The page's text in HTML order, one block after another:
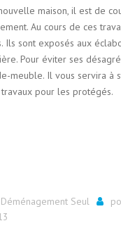
maison, il est de
Au cours de ces
Ils sont exposés aux
Pour éviter ses
meuble. Il vous servira à
pour les protégés.
Déménagement Seul